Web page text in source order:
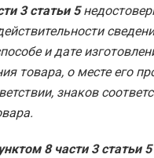
3 статьи 5
и дате
товара, о месте его
знаков
8 части 3 статьи 5